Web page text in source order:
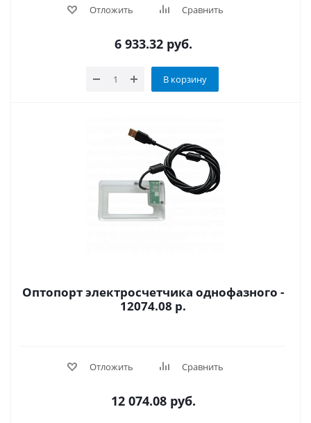
Отложить Сравнить
6 933.32руб.
В корзину
Оптопорт электросчетчика однофазного -
12074.08 р.
Отложить Сравнить
12 074.08руб.